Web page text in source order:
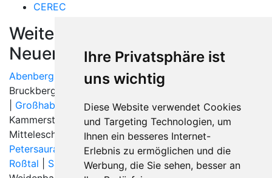
Ihre Privatsphäre ist
uns wichtig
Diese Website verwendet Cookies
und Targeting Technologien, um
Ihnen ein besseres Internet-
Erlebnis zu ermöglichen und die
Werbung, die Sie sehen, besser an
CEREC
Weitere Orte in der Nähe von
Neuendettelsau
Abenberg | Absberg | Ammerndorf |
Bruckberg (Mittelfranken) | Büchenbach | Dietenhofen
Großhabersdorf| Haundorf | Heilsbronn |
Kammerstein |
Lichtenau (Mittelfranken)|Merkendorf
Mitteleschenbach | Muhr am See | Neuendettelsau
Petersaurach
Rednitzhembach| Rohr (Mittelfranken) |
Roßtal
Sachsen bei Ansbach |Schwabach| Spalt |